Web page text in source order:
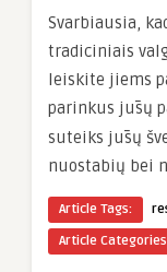
Svarbiausia,
tradiciniais
leiskite jiems
parinkus jūsų
suteiks jūsų
nuostabių bei
Article Tags:
Article